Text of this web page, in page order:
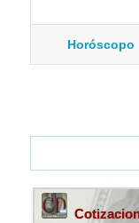
Horóscopo